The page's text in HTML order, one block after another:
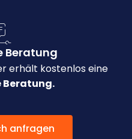
Beratung
erhält kostenlos eine
anfragen